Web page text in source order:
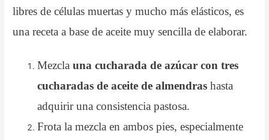
libres de células muertas y mucho más elásticos, es
una receta a base de aceite muy sencilla de elaborar.
Mezcla una cucharada de azúcar con tres
cucharadas de aceite de almendras hasta
adquirir una consistencia pastosa.
Frota la mezcla en ambos pies, especialmente